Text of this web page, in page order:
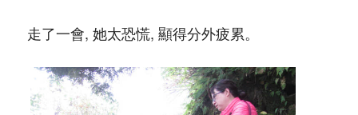
走了一會, 她太恐慌, 顯得分外疲累。